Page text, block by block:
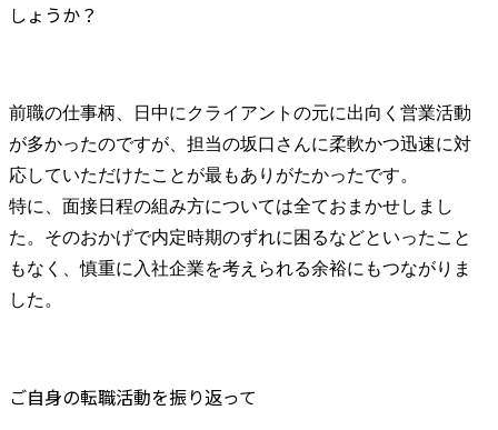
しょうか？
前職の仕事柄、日中にクライアントの元に出向く営業活動
が多かったのですが、担当の坂口さんに柔軟かつ迅速に対
応していただけたことが最もありがたかったです。
特に、面接日程の組み方については全ておまかせしまし
た。そのおかげで内定時期のずれに困るなどといったこと
もなく、慎重に入社企業を考えられる余裕にもつながりま
した。
ご自身の転職活動を振り返って